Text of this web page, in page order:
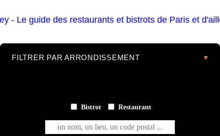
FILTRER PAR ARRONDISSEMENT
Bistrot Restaurant
un nom, un lieu, un code postal ...